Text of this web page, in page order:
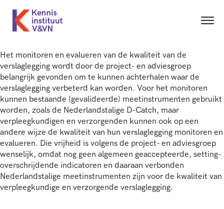
Het monitoren en evalueren van de kwaliteit van de
verslaglegging wordt door de project- en adviesgroep
belangrijk gevonden om te kunnen achterhalen waar de
verslaglegging verbeterd kan worden. Voor het monitoren
kunnen bestaande (gevalideerde) meetinstrumenten gebruikt
worden, zoals de Nederlandstalige D-Catch, maar
verpleegkundigen en verzorgenden kunnen ook op een
andere wijze de kwaliteit van hun verslaglegging monitoren en
evalueren. Die vrijheid is volgens de project- en adviesgroep
wenselijk, omdat nog geen algemeen geaccepteerde, setting-
overschrijdende indicatoren en daaraan verbonden
Nederlandstalige meetinstrumenten zijn voor de kwaliteit van
verpleegkundige en verzorgende verslaglegging.